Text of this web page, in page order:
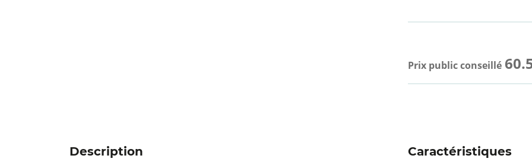
Prix public conseillé
Description Caractéristiques